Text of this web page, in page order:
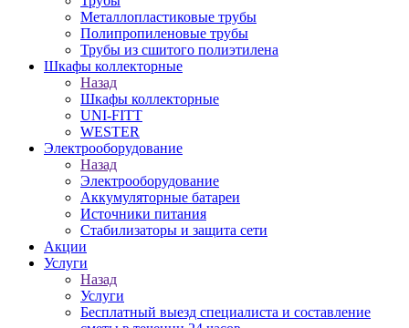
Металлопластиковые трубы
Полипропиленовые трубы
Трубы из сшитого полиэтилена
Шкафы коллекторные
Назад
Шкафы коллекторные
UNI-FITT
WESTER
Электрооборудование
Назад
Электрооборудование
Аккумуляторные батареи
Источники питания
Стабилизаторы и защита сети
Акции
Услуги
Назад
Услуги
Бесплатный выезд специалиста и составление